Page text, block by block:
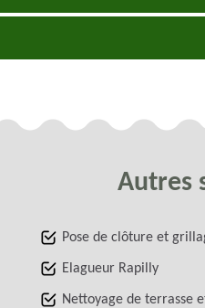
Autres
Pose de clôture et
Elagueur Rapilly
Nettoyage de terrasse